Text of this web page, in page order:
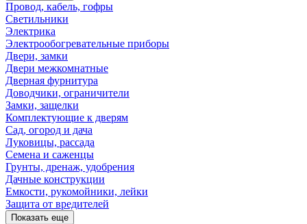
Провод, кабель, гофры
Светильники
Электрика
Электрообогревательные приборы
Двери, замки
Двери межкомнатные
Дверная фурнитура
Доводчики, ограничители
Замки, защелки
Комплектующие к дверям
Сад, огород и дача
Луковицы, рассада
Семена и саженцы
Грунты, дренаж, удобрения
Дачные конструкции
Емкости, рукомойники, лейки
Защита от вредителей
Показать еще